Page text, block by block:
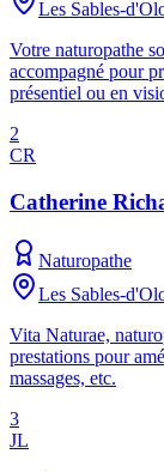
Les Sables-
Votre naturopathe
accompagné pour
présentiel ou en
2
CR
Catherine
Naturopathe
Les Sables-
Vita Naturae,
prestations pour
massages, etc.
3
JL